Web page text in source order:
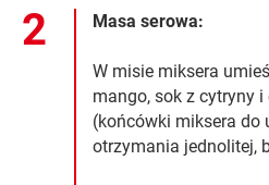
Masa serowa:
W misie miksera
mango, sok z cytryny
(końcówki miksera do
otrzymania jednolitej,